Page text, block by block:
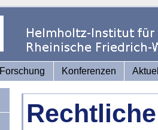
Forschung Konferenzen